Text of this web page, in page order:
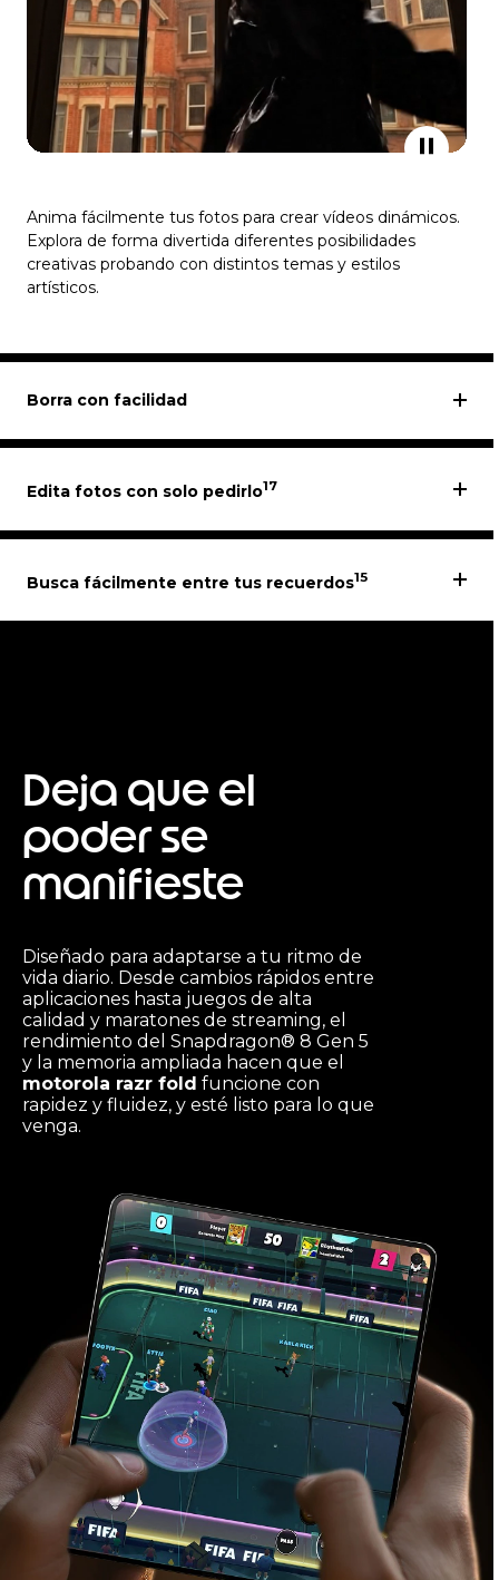
Anima fácilmente tus fotos para crear vídeos dinámicos.
Explora de forma divertida diferentes posibilidades
creativas probando con distintos temas y estilos
artísticos.
Borra con facilidad
Edita fotos con solo pedirlo17
Busca fácilmente entre tus recuerdos15
Deja que el
poder se
manifieste
Diseñado para adaptarse a tu ritmo de
vida diario. Desde cambios rápidos entre
aplicaciones hasta juegos de alta
calidad y maratones de streaming, el
rendimiento del Snapdragon® 8 Gen 5
y la memoria ampliada hacen que el
motorola razr fold funcione con
rapidez y fluidez, y esté listo para lo que
venga.